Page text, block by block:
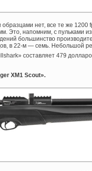
нет, все те же 1200
Это, напомним, с пульками
большинство
в 22-м — семь. Небольшой
составляет 479
XM1 Scout».